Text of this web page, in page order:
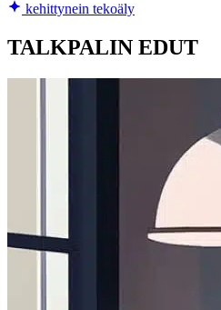
kehittynein tekoäly
TALKPALIN EDUT